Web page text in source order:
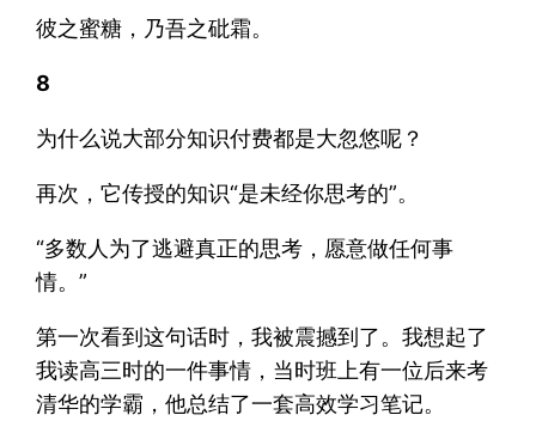
彼之蜜糖，乃吾之砒霜。
8
为什么说大部分知识付费都是大忽悠呢？
再次，它传授的知识“是未经你思考的”。
“多数人为了逃避真正的思考，愿意做任何事
情。”
第一次看到这句话时，我被震撼到了。我想起了
我读高三时的一件事情，当时班上有一位后来考
清华的学霸，他总结了一套高效学习笔记。